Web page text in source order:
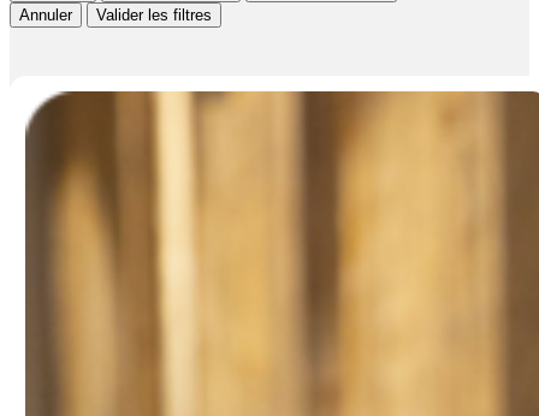
Annuler
Valider les filtres